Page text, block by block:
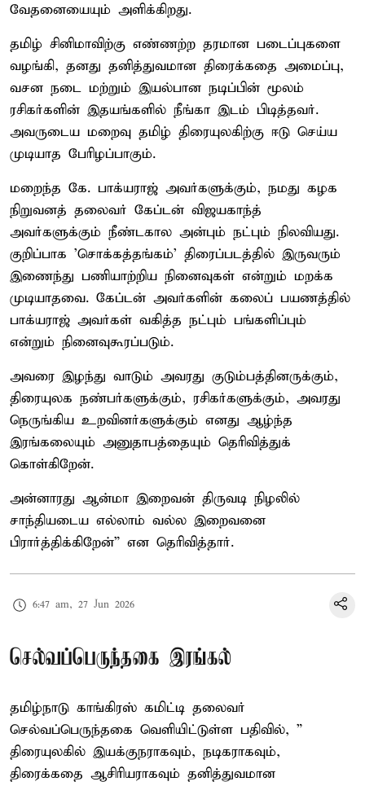
வேதனையையும் அளிக்கிறது.
தமிழ் சினிமாவிற்கு எண்ணற்ற தரமான படைப்புகளை
வழங்கி, தனது தனித்துவமான திரைக்கதை அமைப்பு,
வசன நடை மற்றும் இயல்பான நடிப்பின் மூலம்
ரசிகர்களின் இதயங்களில் நீங்கா இடம் பிடித்தவர்.
அவருடைய மறைவு தமிழ் திரையுலகிற்கு ஈடு செய்ய
முடியாத பேரிழப்பாகும்.
மறைந்த கே. பாக்யராஜ் அவர்களுக்கும், நமது கழக
நிறுவனத் தலைவர் கேப்டன் விஜயகாந்த்
அவர்களுக்கும் நீண்டகால அன்பும் நட்பும் நிலவியது.
குறிப்பாக 'சொக்கத்தங்கம்' திரைப்படத்தில் இருவரும்
இணைந்து பணியாற்றிய நினைவுகள் என்றும் மறக்க
முடியாதவை. கேப்டன் அவர்களின் கலைப் பயணத்தில்
பாக்யராஜ் அவர்கள் வகித்த நட்பும் பங்களிப்பும்
என்றும் நினைவுகூரப்படும்.
அவரை இழந்து வாடும் அவரது குடும்பத்தினருக்கும்,
திரையுலக நண்பர்களுக்கும், ரசிகர்களுக்கும், அவரது
நெருங்கிய உறவினர்களுக்கும் எனது ஆழ்ந்த
இரங்கலையும் அனுதாபத்தையும் தெரிவித்துக்
கொள்கிறேன்.
அன்னாரது ஆன்மா இறைவன் திருவடி நிழலில்
சாந்தியடைய எல்லாம் வல்ல இறைவனை
பிரார்த்திக்கிறேன்” என தெரிவித்தார்.
6:47 am, 27 Jun 2026
செல்வப்பெருந்தகை இரங்கல்
தமிழ்நாடு காங்கிரஸ் கமிட்டி தலைவர்
செல்வப்பெருந்தகை வெளியிட்டுள்ள பதிவில், ”
திரையுலகில் இயக்குநராகவும், நடிகராகவும்,
திரைக்கதை ஆசிரியராகவும் தனித்துவமான